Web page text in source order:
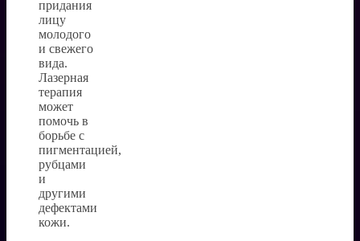
придания
лицу
молодого
и свежего
вида.
Лазерная
терапия
может
помочь в
борьбе с
пигментацией,
рубцами
и
другими
дефектами
кожи.